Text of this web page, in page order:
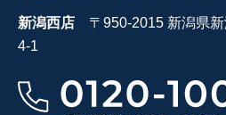
新潟西店 〒950-2015 新潟県新
4-1